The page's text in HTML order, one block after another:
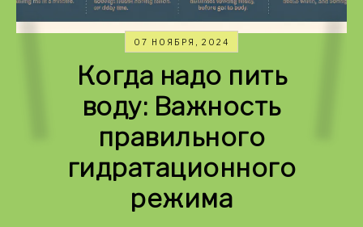
07 НОЯБРЯ, 2024
Когда надо пить
воду: Важность
правильного
гидратационного
режима